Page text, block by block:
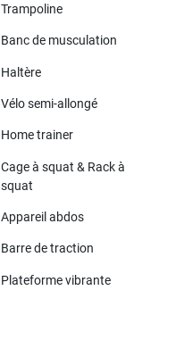
Trampoline
Banc de musculation
Haltère
Vélo semi-allongé
Home trainer
Cage à squat & Rack à
squat
Appareil abdos
Barre de traction
Plateforme vibrante